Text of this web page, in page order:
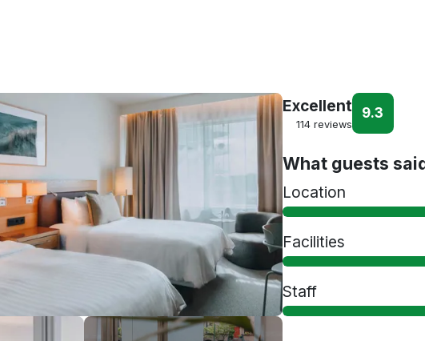
Excellent
114 reviews
9.3
What guests
Location
Facilities
Staff